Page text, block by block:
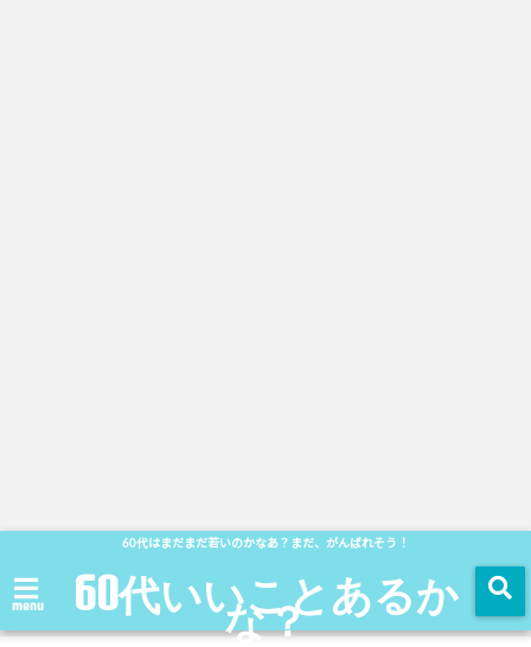
60代はまだまだ若いのかなあ？まだ、がんばれそう！
menu 60代いいことあるか
な？